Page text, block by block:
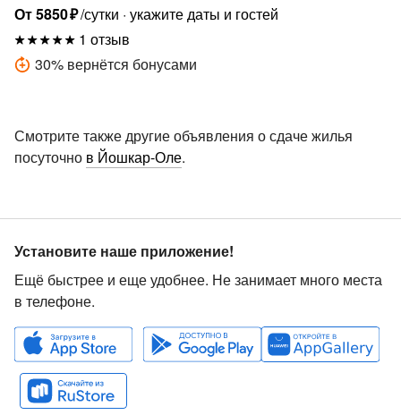
От5850₽/сутки укажите даты и гостей
1 отзыв
30% вернётся бонусами
Смотрите также другие объявления о сдаче жилья
посуточно в Йошкар-Оле.
Установите наше приложение!
Ещё быстрее и еще удобнее. Не занимает много места
в телефоне.